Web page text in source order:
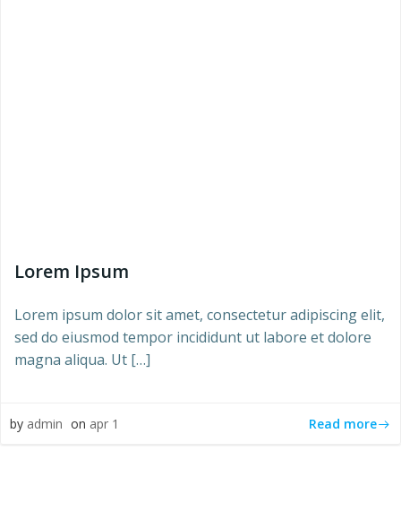
Lorem Ipsum
Lorem ipsum dolor sit amet, consectetur adipiscing elit,
sed do eiusmod tempor incididunt ut labore et dolore
magna aliqua. Ut […]
by admin on apr 1 Read more